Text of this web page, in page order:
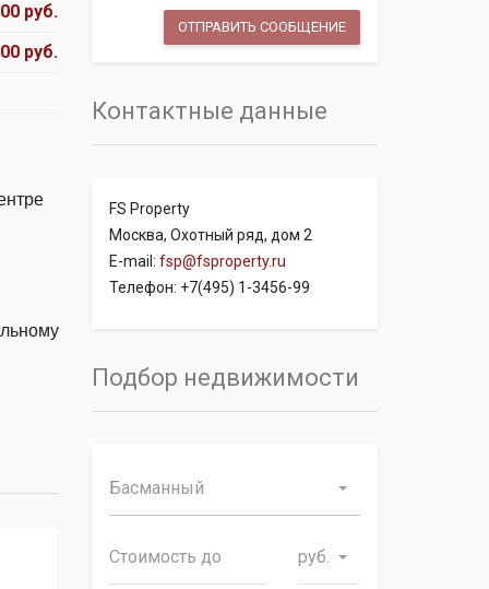
руб.
руб.
Контактные данные
FS Property
Москва, Охотный ряд, дом 2
E-mail: fsp@fsproperty.ru
Телефон: +7(495) 1-3456-99
Подбор недвижимости
Басманный
руб.